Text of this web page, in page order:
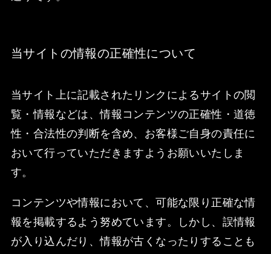
当サイトの情報の正確性について
当サイト上に記載されたリンクによるサイトの閲
覧・情報などは、情報コンテンツの正確性・道徳
性・合法性の判断を含め、お客様ご自身の責任に
おいて行っていただきますようお願いいたしま
す。
コンテンツや情報において、可能な限り正確な情
報を掲載するよう努めています。しかし、誤情報
が入り込んだり、情報が古くなったりすることも